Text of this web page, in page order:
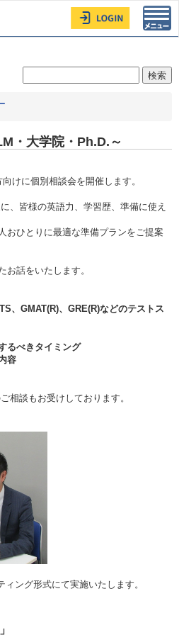
・大学院・Ph.D.～
けに個別相談会を開催します。
、皆様の英語力、学習歴、準備に使え
おひとりに最適な準備プランをご提案
お話をいたします。
、GMAT(R)、GRE(R)などのテストス
るべきタイミング
容
相談もお受けしております。
ング形式にて実施いたします。